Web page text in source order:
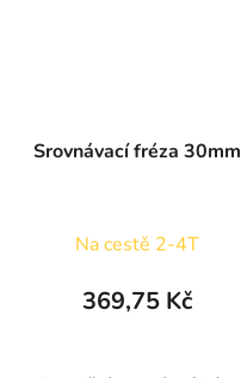
Srovnávací fréza 30mm
Na cestě 2-4T
369,75 Kč